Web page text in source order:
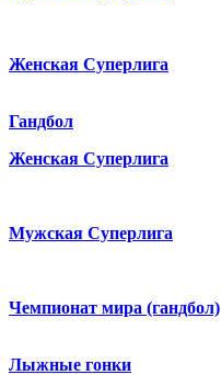
Женская Суперлига
Гандбол
Женская Суперлига
Мужская Суперлига
Чемпионат мира (гандбол)
Лыжные гонки